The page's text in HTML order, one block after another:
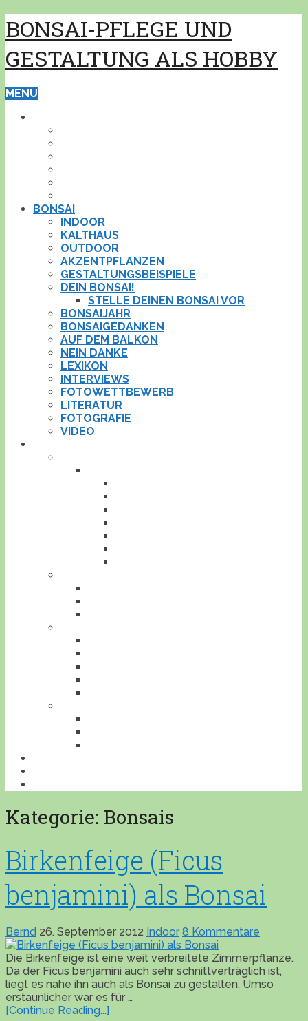
BONSAI-PFLEGE UND
GESTALTUNG ALS HOBBY
MENU
BONSAI
INDOOR
KALTHAUS
OUTDOOR
AKZENTPFLANZEN
GESTALTUNGSBEISPIELE
DEIN BONSAI!
STELLE DEINEN BONSAI VOR
BONSAIJAHR
BONSAIGEDANKEN
AUF DEM BALKON
NEIN DANKE
LEXIKON
INTERVIEWS
FOTOWETTBEWERB
LITERATUR
FOTOGRAFIE
VIDEO
Kategorie: Bonsais
Birkenfeige (Ficus
benjamini) als Bonsai
Bernd 26. September 2012 Indoor 8 Kommentare
Die Birkenfeige ist eine weit verbreitete Zimmerpflanze.
Da der Ficus benjamini auch sehr schnittverträglich ist,
liegt es nahe ihn auch als Bonsai zu gestalten. Umso
erstaunlicher war es für …
[Continue Reading...]